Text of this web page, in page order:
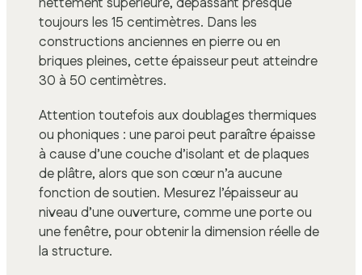
toujours les 15 centimètres. Dans les
constructions anciennes en pierre ou en
briques pleines, cette épaisseur peut atteindre
30 à 50 centimètres.
Attention toutefois aux doublages thermiques
ou phoniques : une paroi peut paraître épaisse
à cause d’une couche d’isolant et de plaques
de plâtre, alors que son cœur n’a aucune
fonction de soutien. Mesurez l’épaisseur au
niveau d’une ouverture, comme une porte ou
une fenêtre, pour obtenir la dimension réelle de
la structure.